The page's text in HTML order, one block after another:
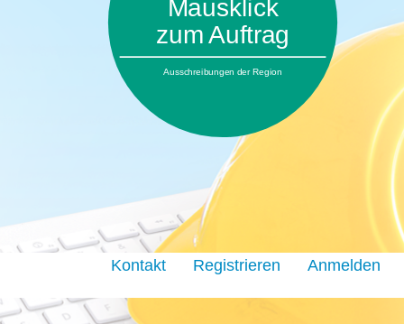
Mausklick
zum Auftrag
Ausschreibungen der Region
Kontakt Registrieren Anmelden